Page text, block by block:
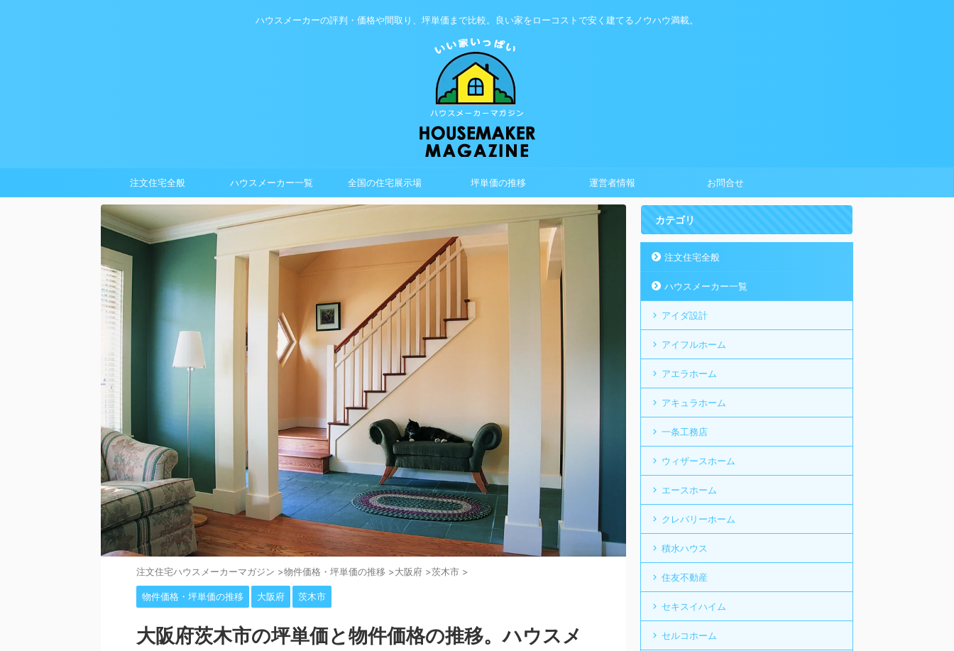
ハウスメーカーの評判・価格や間取り、坪単価まで比較。良い家をローコストで安く建てるノウハウ満載。
注文住宅全般 ハウスメーカー一覧 全国の住宅展示場 坪単価の推移 運営者情報 お問合せ
注⽂住宅ハウスメーカーマガジン >物件価格・坪単価の推移 >大阪府 >茨木市 >
物件価格・坪単価の推移 大阪府 茨木市
大阪府茨木市の坪単価と物件価格の推移。ハウスメ
カテゴリ
注文住宅全般
ハウスメーカー一覧
アイダ設計
アイフルホーム
アエラホーム
アキュラホーム
一条工務店
ウィザースホーム
エースホーム
クレバリーホーム
積水ハウス
住友不動産
セキスイハイム
セルコホーム